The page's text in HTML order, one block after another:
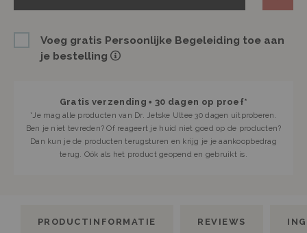
Voeg gratis Persoonlijke Begeleiding toe aan
je bestelling
Gratis verzending • 30 dagen op proef*
*Je mag alle producten van Dr. Jetske Ultee 30 dagen uitproberen.
Ben je niet tevreden? Of reageert je huid niet goed op de producten?
Dan kun je de producten terugsturen en krijg je je aankoopbedrag
terug. Oók als het product geopend en gebruikt is.
PRODUCTINFORMATIE REVIEWS